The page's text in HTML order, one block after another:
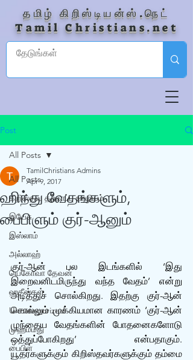
தமிழ் கிறிஸ்டியன்ஸ்.நெட்
Tamil Christians.net
Post
All Posts
கிறிஸ்தவ தற்காப்பு ஊழியம்
இயேசு
இஸ்லாம்
அல்லாஹ்
யெகோவா தேவன்
ஹதீஸ்கள்
Uncategorized
முஹம்மது
பைபிள்
All Posts
ஹிந்து வேதங்களும்,
பைபிளும் குர்-ஆனும்
TamilChristians Admins
Apr 9, 2017
குர்-ஆன் பல இடங்களில் ‘இது
இறைவனிடமிருந்து வந்த வேதம்’ என்று
அடித்துச் சொல்கிறது. இதற்கு குர்-ஆன்
சொல்லும் முக்கியமான காரணம் ‘குர்-ஆன்
முந்தைய வேதங்களின் போதனைகளோடு
ஒத்துப்போகிறது’ என்பதாகும்.
யூதர்களுக்கும் கிறிஸ்தவர்களுக்கும் தம்மை